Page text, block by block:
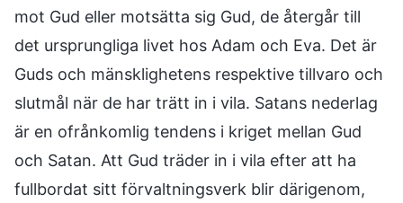
mot Gud eller motsätta sig Gud, de återgår till
det ursprungliga livet hos Adam och Eva. Det är
Guds och mänsklighetens respektive tillvaro och
slutmål när de har trätt in i vila. Satans nederlag
är en ofrånkomlig tendens i kriget mellan Gud
och Satan. Att Gud träder in i vila efter att ha
fullbordat sitt förvaltningsverk blir därigenom,